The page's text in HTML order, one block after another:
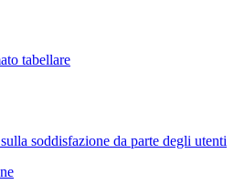
tabellare
soddisfazione da parte degli utenti